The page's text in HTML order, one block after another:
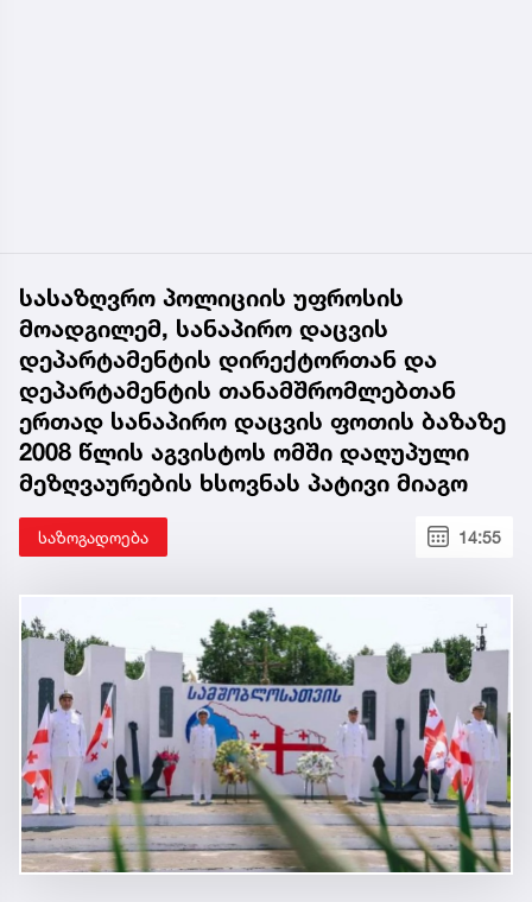
სასაზღვრო პოლიციის უფროსის
მოადგილემ, სანაპირო დაცვის
დეპარტამენტის დირექტორთან და
დეპარტამენტის თანამშრომლებთან
ერთად სანაპირო დაცვის ფოთის ბაზაზე
2008 წლის აგვისტოს ომში დაღუპული
მეზღვაურების ხსოვნას პატივი მიაგო
საზოგადოება 14:55